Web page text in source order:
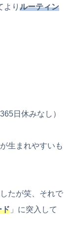
より ルーティン
日休みなし）
生まれやすいも
たが笑、それで
ド 」に突入して